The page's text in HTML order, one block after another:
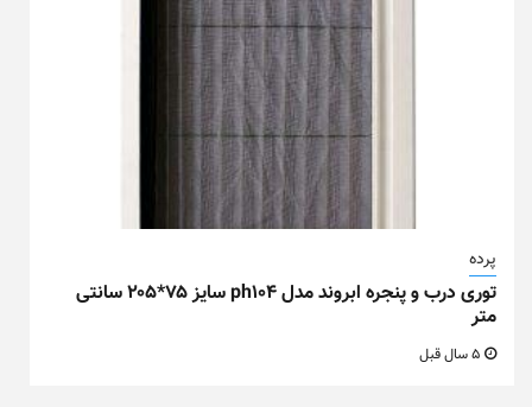
پرده
توری درب و پنجره ابروند مدل ph104 سایز ۷۵*۲۰۵ سانتی
متر